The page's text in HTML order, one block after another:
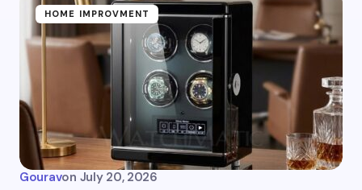
HOME IMPROVMENT
Gouravon July 20, 2026